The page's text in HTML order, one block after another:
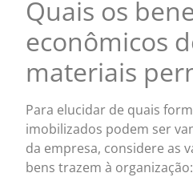
Quais os
econômicos
materiais
Para elucidar de quais
imobilizados podem ser
da empresa, considere as
bens trazem à organização: